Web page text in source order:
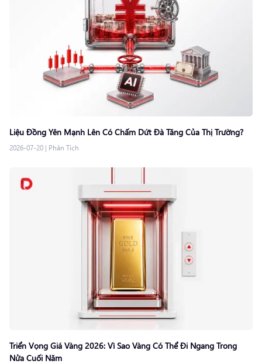
Liệu Đồng Yên Mạnh Lên Có Chấm Dứt Đà Tăng Của Thị Trường?
2026-07-20 | Phân Tích
Triển Vọng Giá Vàng 2026: Vì Sao Vàng Có Thể Đi Ngang Trong
Nửa Cuối Năm